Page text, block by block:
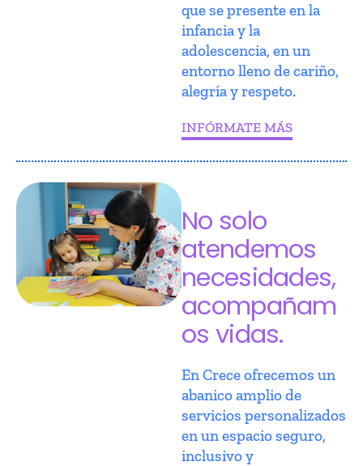
que se presente en la
infancia y la
adolescencia, en un
entorno lleno de cariño,
alegría y respeto.
INFÓRMATE MÁS
No solo
atendemos
necesidades,
acompañam
os vidas.
En Crece ofrecemos un
abanico amplio de
servicios personalizados
en un espacio seguro,
inclusivo y